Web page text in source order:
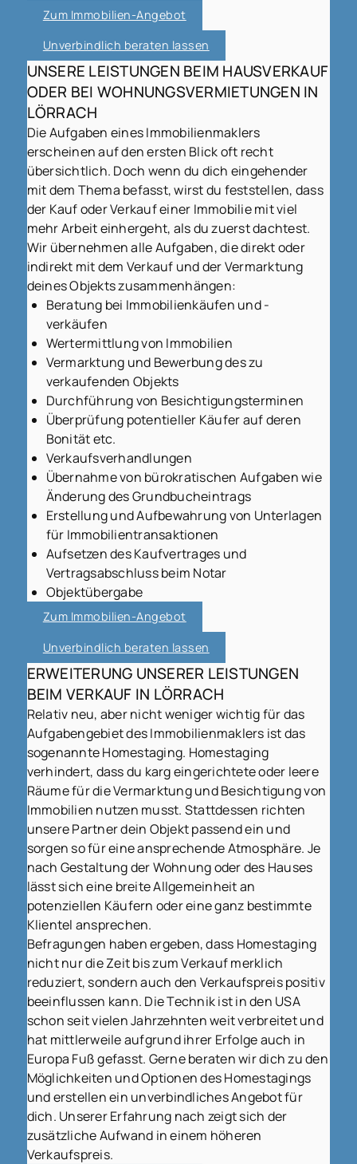
Zum Immobilien-Angebot
Unverbindlich beraten lassen
UNSERE LEISTUNGEN BEIM HAUSVERKAUF
ODER BEI WOHNUNGSVERMIETUNGEN IN
LÖRRACH
Die Aufgaben eines Immobilienmaklers
erscheinen auf den ersten Blick oft recht
übersichtlich. Doch wenn du dich eingehender
mit dem Thema befasst, wirst du feststellen, dass
der Kauf oder Verkauf einer Immobilie mit viel
mehr Arbeit einhergeht, als du zuerst dachtest.
Wir übernehmen alle Aufgaben, die direkt oder
indirekt mit dem Verkauf und der Vermarktung
deines Objekts zusammenhängen:
Beratung bei Immobilienkäufen und -
verkäufen
Wertermittlung von Immobilien
Vermarktung und Bewerbung des zu
verkaufenden Objekts
Durchführung von Besichtigungsterminen
Überprüfung potentieller Käufer auf deren
Bonität etc.
Verkaufsverhandlungen
Übernahme von bürokratischen Aufgaben wie
Änderung des Grundbucheintrags
Erstellung und Aufbewahrung von Unterlagen
für Immobilientransaktionen
Aufsetzen des Kaufvertrages und
Vertragsabschluss beim Notar
Objektübergabe
Zum Immobilien-Angebot
Unverbindlich beraten lassen
ERWEITERUNG UNSERER LEISTUNGEN
BEIM VERKAUF IN LÖRRACH
Relativ neu, aber nicht weniger wichtig für das
Aufgabengebiet des Immobilienmaklers ist das
sogenannte Homestaging. Homestaging
verhindert, dass du karg eingerichtete oder leere
Räume für die Vermarktung und Besichtigung von
Immobilien nutzen musst. Stattdessen richten
unsere Partner dein Objekt passend ein und
sorgen so für eine ansprechende Atmosphäre. Je
nach Gestaltung der Wohnung oder des Hauses
lässt sich eine breite Allgemeinheit an
potenziellen Käufern oder eine ganz bestimmte
Klientel ansprechen.
Befragungen haben ergeben, dass Homestaging
nicht nur die Zeit bis zum Verkauf merklich
reduziert, sondern auch den Verkaufspreis positiv
beeinflussen kann. Die Technik ist in den USA
schon seit vielen Jahrzehnten weit verbreitet und
hat mittlerweile aufgrund ihrer Erfolge auch in
Europa Fuß gefasst. Gerne beraten wir dich zu den
Möglichkeiten und Optionen des Homestagings
und erstellen ein unverbindliches Angebot für
dich. Unserer Erfahrung nach zeigt sich der
zusätzliche Aufwand in einem höheren
Verkaufspreis.